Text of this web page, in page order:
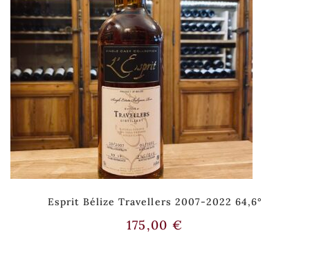
Esprit Bélize Travellers 2007-2022 64,6°
175,00€